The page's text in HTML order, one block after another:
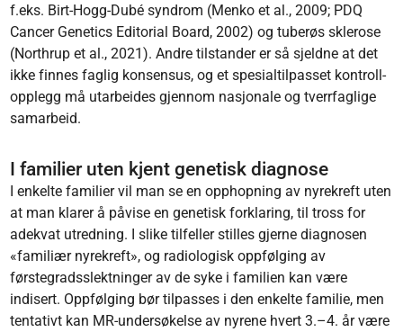
f.eks. Birt-Hogg-Dubé syndrom (Menko et al., 2009; PDQ
Cancer Genetics Editorial Board, 2002) og tuberøs sklerose
(Northrup et al., 2021). Andre tilstander er så sjeldne at det
ikke finnes faglig konsensus, og et spesialtilpasset kontroll­
opplegg må utarbeides gjennom nasjonale og tverrfaglige
samarbeid.
I familier uten kjent genetisk diagnose
I enkelte familier vil man se en opphopning av nyrekreft uten
at man klarer å påvise en gene­tisk forklaring, til tross for
adekvat utredning. I slike tilfeller stilles gjerne diagnosen
«familiær nyrekreft», og radiologisk oppfølging av
førstegradsslektninger av de syke i familien kan være
indisert. Oppfølging bør tilpasses i den enkelte familie, men
tentativt kan MR-undersøkelse av nyrene hvert 3.–4. år være